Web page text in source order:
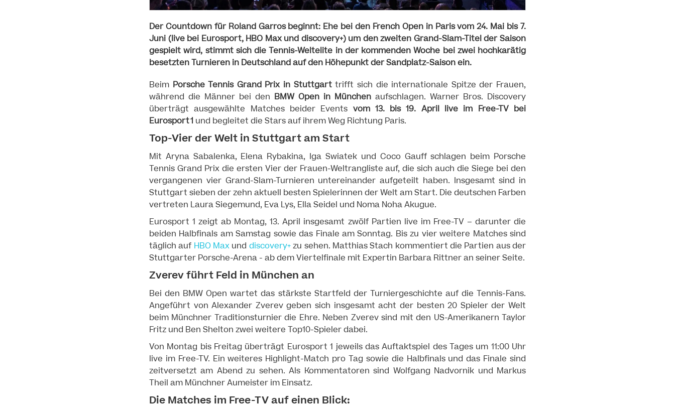
Der Countdown für Roland Garros beginnt: Ehe bei den French Open in Paris vom 24. Mai bis 7.
Juni (live bei Eurosport, HBO Max und discovery+) um den zweiten Grand-Slam-Titel der Saison
gespielt wird, stimmt sich die Tennis-Weltelite in der kommenden Woche bei zwei hochkarätig
besetzten Turnieren in Deutschland auf den Höhepunkt der Sandplatz-Saison ein.
Beim Porsche Tennis Grand Prix in Stuttgarttrifft sich die internationale Spitze der Frauen,
während die Männer bei den BMW Open in München aufschlagen. Warner Bros. Discovery
überträgt ausgewählte Matches beider Events vom 13. bis 19. April live im Free-TV bei
Eurosport 1 und begleitet die Stars auf ihrem Weg Richtung Paris.
Top-Vier der Welt in Stuttgart am Start
Mit Aryna Sabalenka, Elena Rybakina, Iga Swiatek und Coco Gauff schlagen beim Porsche
Tennis Grand Prix die ersten Vier der Frauen-Weltrangliste auf, die sich auch die Siege bei den
vergangenen vier Grand-Slam-Turnieren untereinander aufgeteilt haben. Insgesamt sind in
Stuttgart sieben der zehn aktuell besten Spielerinnen der Welt am Start. Die deutschen Farben
vertreten Laura Siegemund, Eva Lys, Ella Seidel und Noma Noha Akugue.
Eurosport 1 zeigt ab Montag, 13. April insgesamt zwölf Partien live im Free-TV – darunter die
beiden Halbfinals am Samstag sowie das Finale am Sonntag. Bis zu vier weitere Matches sind
täglich auf HBO Max und discovery+zu sehen. Matthias Stach kommentiert die Partien aus der
Stuttgarter Porsche-Arena - ab dem Viertelfinale mit Expertin Barbara Rittner an seiner Seite.
Zverev führt Feld in München an
Bei den BMW Open wartet das stärkste Startfeld der Turniergeschichte auf die Tennis-Fans.
Angeführt von Alexander Zverev geben sich insgesamt acht der besten 20 Spieler der Welt
beim Münchner Traditionsturnier die Ehre. Neben Zverev sind mit den US-Amerikanern Taylor
Fritz und Ben Shelton zwei weitere Top10-Spieler dabei.
Von Montag bis Freitag überträgt Eurosport 1 jeweils das Auftaktspiel des Tages um 11:00 Uhr
live im Free-TV. Ein weiteres Highlight-Match pro Tag sowie die Halbfinals und das Finale sind
zeitversetzt am Abend zu sehen. Als Kommentatoren sind Wolfgang Nadvornik und Markus
Theil am Münchner Aumeister im Einsatz.
Die Matches im Free-TV auf einen Blick: